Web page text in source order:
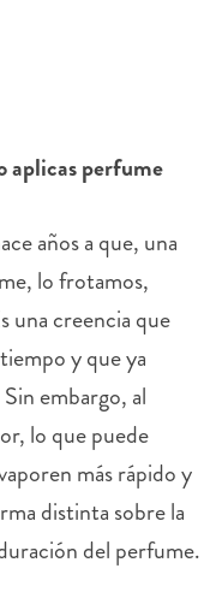
aplicas perfume
años a que, una
lo frotamos,
una creencia que
y que ya
embargo, al
lo que puede
más rápido y
distinta sobre la
del perfume.